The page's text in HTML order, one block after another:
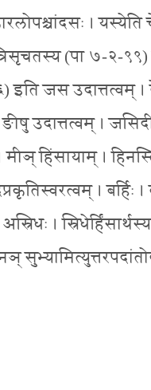
। यस्येति
त्रिसृचतस्य (पा ७-
जस उदात्तत्वम् ।
उदात्तत्वम् ।
हिंसायाम् ।
। बर्हिः
।